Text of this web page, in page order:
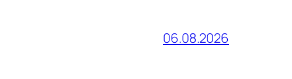
06.08.2026